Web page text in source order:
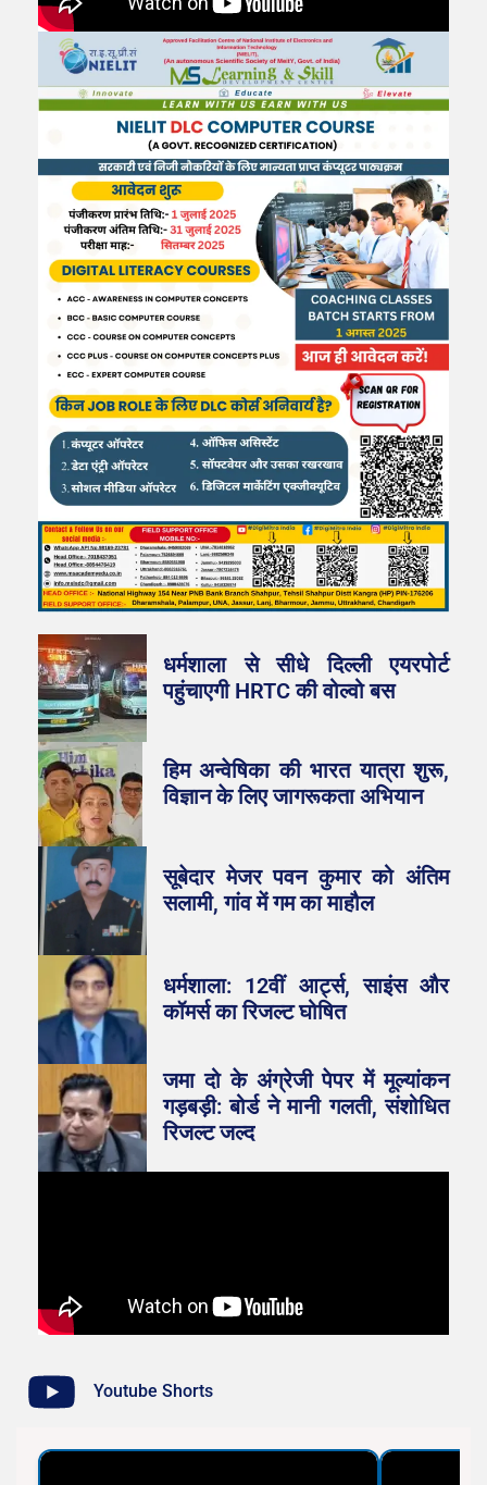
धर्मशाला से सीधे दिल्ली एयरपोर्ट
पहुंचाएगी HRTC की वोल्वो बस
हिम अन्वेषिका की भारत यात्रा शुरू,
विज्ञान के लिए जागरूकता अभियान
सूबेदार मेजर पवन कुमार को अंतिम
सलामी, गांव में गम का माहौल
धर्मशाला: 12वीं आर्ट्स, साइंस और
कॉमर्स का रिजल्ट घोषित
जमा दो के अंग्रेजी पेपर में मूल्यांकन
गड़बड़ी: बोर्ड ने मानी गलती, संशोधित
रिजल्ट जल्द
Youtube Shorts